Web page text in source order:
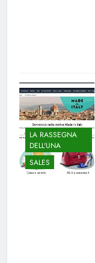
LA RASSEGNA
DELL'UNA
SALES